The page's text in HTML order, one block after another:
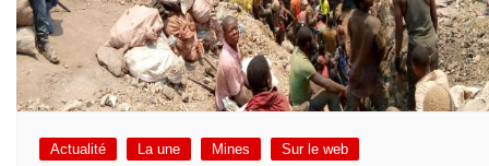
Actualité La une Mines Sur le web